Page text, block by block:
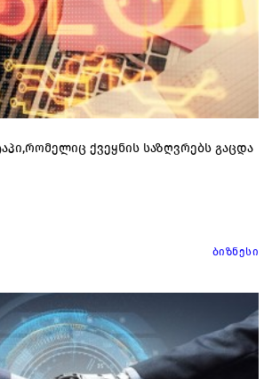
ქვეყნის საზღვრებს გაცდა
ბიზნესი